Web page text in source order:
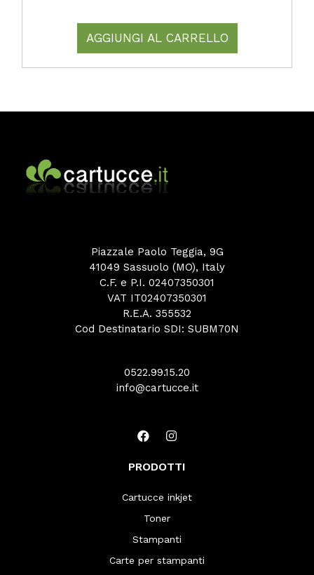
AGGIUNGI AL CARRELLO
Piazzale Paolo Teggia, 9G
41049 Sassuolo (MO), Italy
C.F. e P.I. 02407350301
VAT IT02407350301
R.E.A. 355532
Cod Destinatario SDI: SUBM70N
0522.99.15.20
info@cartucce.it
PRODOTTI
Cartucce inkjet
Toner
Stampanti
Carte per stampanti